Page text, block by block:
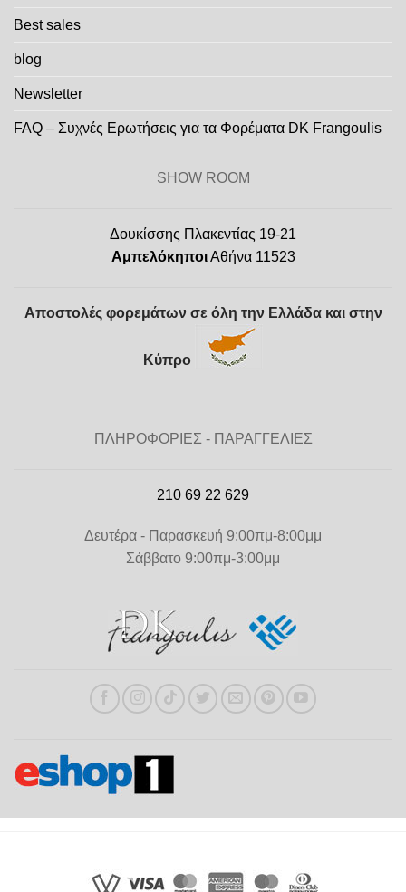
Best sales
blog
Newsletter
FAQ – Συχνές Ερωτήσεις για τα Φορέματα DK Frangoulis
SHOW ROOM
Δουκίσσης Πλακεντίας 19-21
ΑμπελόκηποιΑθήνα 11523
Αποστολές φορεμάτων σε όλη την Ελλάδα και στην
Κύπρο
ΠΛΗΡΟΦΟΡΙΕΣ - ΠΑΡΑΓΓΕΛΙΕΣ
210 69 22 629
Δευτέρα - Παρασκευή 9:00πμ-8:00μμ
Σάββατο 9:00πμ-3:00μμ